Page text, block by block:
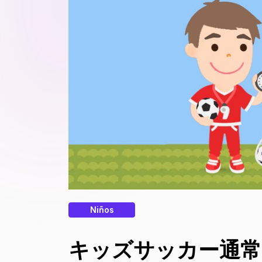
Niños
キッズサッカー通